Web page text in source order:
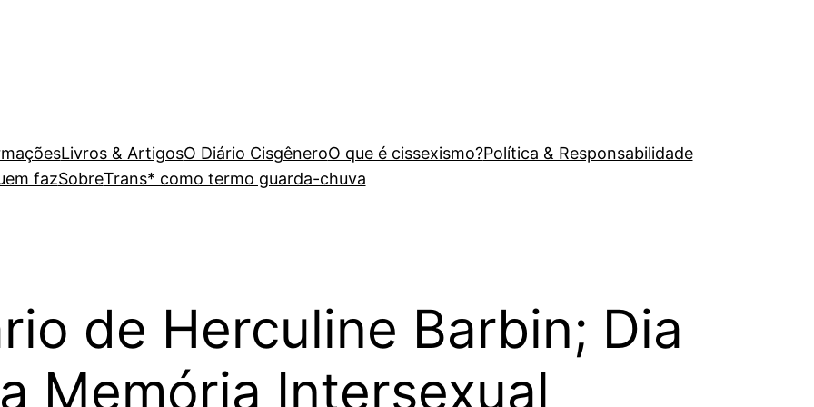
Livros & ArtigosO Diário CisgêneroO que é cissexismo?Política & Responsabilidade
fazSobreTrans* como termo guarda-chuva
de Herculine Barbin; Dia
Memória Intersexual